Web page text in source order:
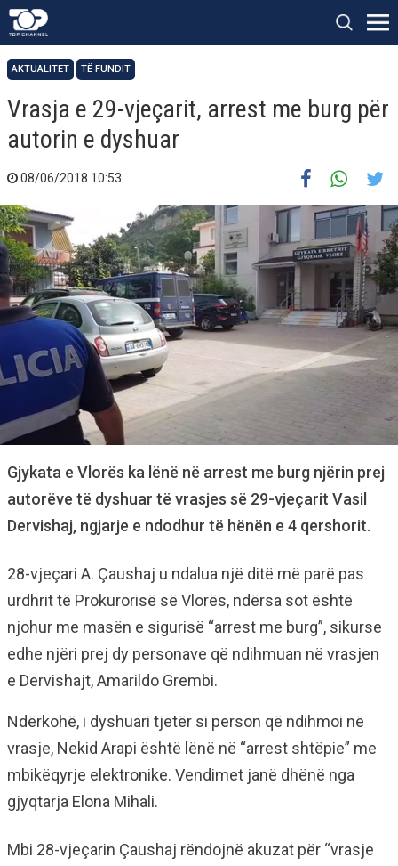
AKTUALITET TË FUNDIT
Vrasja e 29-vjeçarit, arrest me burg për
autorin e dyshuar
08/06/2018 10:53
Gjykata e Vlorës ka lënë në arrest me burg njërin prej
autorëve të dyshuar të vrasjes së 29-vjeçarit Vasil
Dervishaj, ngjarje e ndodhur të hënën e 4 qershorit.
28-vjeçari A. Çaushaj u ndalua një ditë më parë pas
urdhrit të Prokurorisë së Vlorës, ndërsa sot është
njohur me masën e sigurisë “arrest me burg”, sikurse
edhe njëri prej dy personave që ndihmuan në vrasjen
e Dervishajt, Amarildo Grembi.
Ndërkohë, i dyshuari tjetër si person që ndihmoi në
vrasje, Nekid Arapi është lënë në “arrest shtëpie” me
mbikëqyrje elektronike. Vendimet janë dhënë nga
gjyqtarja Elona Mihali.
Mbi 28-vjeçarin Çaushaj rëndojnë akuzat për “vrasje